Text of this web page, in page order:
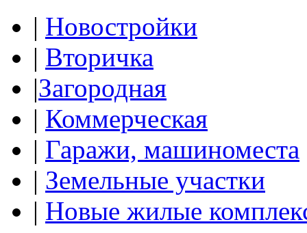
| Новостройки
| Вторичка
|Загородная
| Коммерческая
| Гаражи, машиноместа
| Земельные участки
| Новые жилые